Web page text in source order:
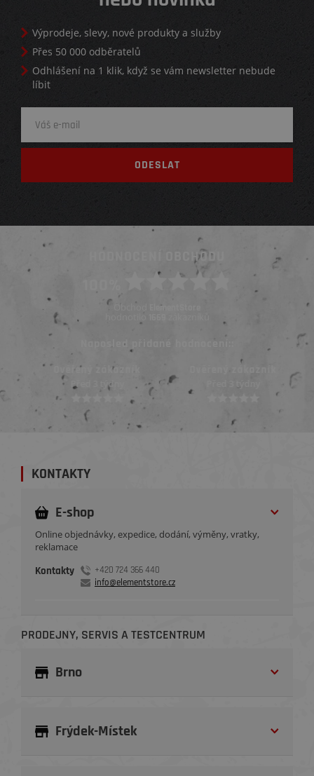
Výprodeje, slevy, nové produkty a služby
Přes 50 000 odběratelů
Odhlášení na 1 klik, když se vám newsletter nebude
líbit
HODNOCENÍ OBCHODU
Obchod ElementStore
hodnotilo
Naposled přidané hodnocení::
Ověřený zákazník
Před 3 týdny
KONTAKTY
E-shop
Online objednávky, expedice, dodání, výměny, vratky,
reklamace
Kontakty
+420 724 366 440
info@elementstore.cz
PRODEJNY, SERVIS A TESTCENTRUM
Brno
Frýdek-Místek